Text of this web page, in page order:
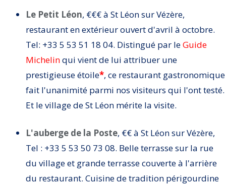
Le Petit Léon, €€€ à St Léon sur Vézère,
restaurant en extérieur ouvert d'avril à octobre.
Tel: +33 5 53 51 18 04. Distingué par leGuide
Michelinqui vient de lui attribuer une
prestigieuse étoile*, ce restaurant gastronomique
fait l'unanimité parmi nos visiteurs qui l'ont testé.
Et le village de St Léon mérite la visite.
L'auberge de la Poste, €€ à St Léon sur Vézère,
Tel : +33 5 53 50 73 08. Belle terrasse sur la rue
du village et grande terrasse couverte à l'arrière
du restaurant. Cuisine de tradition périgourdine